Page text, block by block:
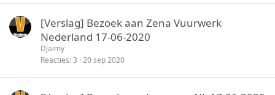
[Verslag] Bezoek aan Zena Vuurwerk
Nederland 17-06-2020
Djaimy
Reacties 3 20 sep 2020